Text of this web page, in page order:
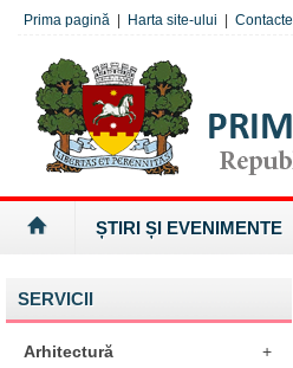
Prima pagină Harta site-ului Contacte
ȘTIRI ȘI EVENIMENTE
SERVICII
Arhitectură +